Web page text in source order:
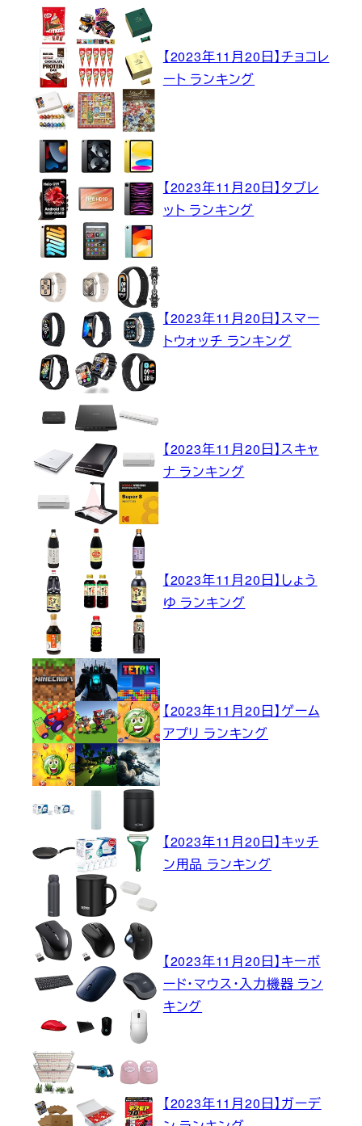
【2023年11月20日】チョコレ
ート ランキング
【2023年11月20日】タブレ
ット ランキング
【2023年11月20日】スマー
トウォッチ ランキング
【2023年11月20日】スキャ
ナ ランキング
【2023年11月20日】しょう
ゆ ランキング
【2023年11月20日】ゲーム
アプリ ランキング
【2023年11月20日】キッチ
ン用品 ランキング
【2023年11月20日】キーボ
ード・マウス・入力機器 ラン
キング
【2023年11月20日】ガーデ